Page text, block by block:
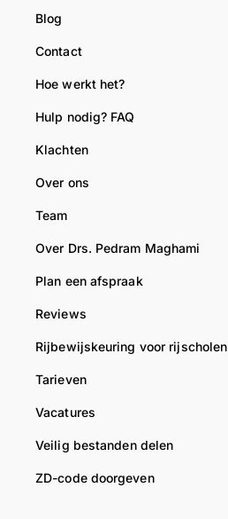
Blog
Contact
Hoe werkt het?
Hulp nodig? FAQ
Klachten
Over ons
Team
Over Drs. Pedram Maghami
Plan een afspraak
Reviews
Rijbewijskeuring voor
Tarieven
Vacatures
Veilig bestanden delen
ZD-code doorgeven